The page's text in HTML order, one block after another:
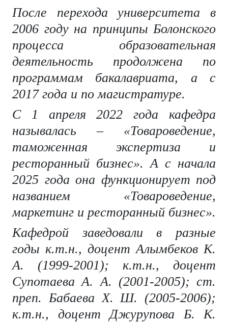
После перехода университета в
2006 году на принципы Болонского
процесса
образовательная
деятельность продолжена по
программам бакалавриата, а с
2017 года и по магистратуре.
С 1 апреля 2022 года кафедра
называлась – «Товароведение,
таможенная экспертиза и
ресторанный бизнес». А с начала
2025 года она функционирует под
названием «Товароведение,
маркетинг и ресторанный бизнес».
Кафедрой заведовали в разные
годы к.т.н., доцент Алымбеков К.
А. (1999-2001); к.т.н., доцент
Супотаева А. А. (2001-2005); ст.
преп. Бабаева Х. Ш. (2005-2006);
к.т.н., доцент Джурупова Б. К.